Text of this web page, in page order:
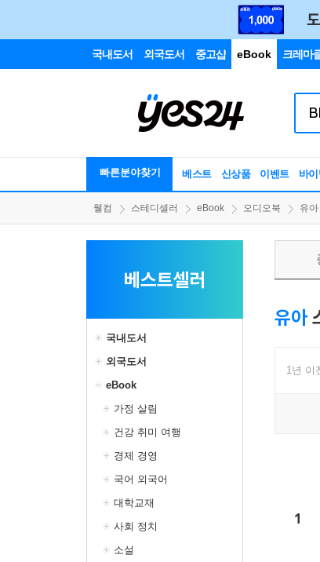
국내도서 외국도서 중고샵 eBook 크레마
빠른분야찾기 베스트 신상품 이벤트 바이
웰컴 스테디셀러 eBook 오디오북 유아
베스트셀러
국내도서
외국도서
eBook
가정 살림
건강 취미 여행
경제 경영
국어 외국어
대학교재
사회 정치
소설
유아
1년 이
1